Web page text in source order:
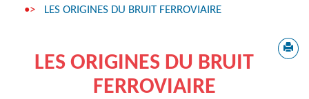
LES ORIGINES DU BRUIT FERROVIAIRE
LES ORIGINES DU BRUIT
FERROVIAIRE